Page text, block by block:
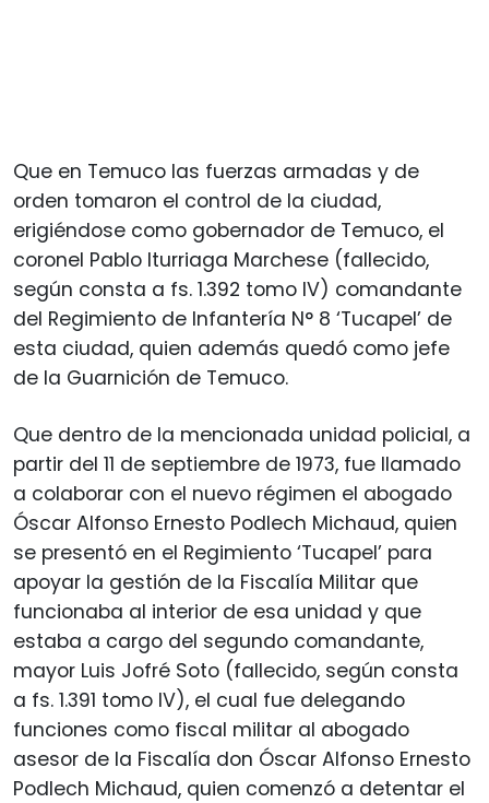
Que en Temuco las fuerzas armadas y de
orden tomaron el control de la ciudad,
erigiéndose como gobernador de Temuco, el
coronel Pablo Iturriaga Marchese (fallecido,
según consta a fs. 1.392 tomo IV) comandante
del Regimiento de Infantería N° 8 ‘Tucapel’ de
esta ciudad, quien además quedó como jefe
de la Guarnición de Temuco.
Que dentro de la mencionada unidad policial, a
partir del 11 de septiembre de 1973, fue llamado
a colaborar con el nuevo régimen el abogado
Óscar Alfonso Ernesto Podlech Michaud, quien
se presentó en el Regimiento ‘Tucapel’ para
apoyar la gestión de la Fiscalía Militar que
funcionaba al interior de esa unidad y que
estaba a cargo del segundo comandante,
mayor Luis Jofré Soto (fallecido, según consta
a fs. 1.391 tomo IV), el cual fue delegando
funciones como fiscal militar al abogado
asesor de la Fiscalía don Óscar Alfonso Ernesto
Podlech Michaud, quien comenzó a detentar el